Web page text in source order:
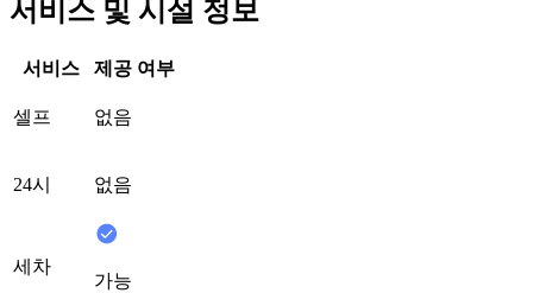
서비스 및 시설 정보
서비스 제공 여부
셀프 없음
24시 없음
세차
가능